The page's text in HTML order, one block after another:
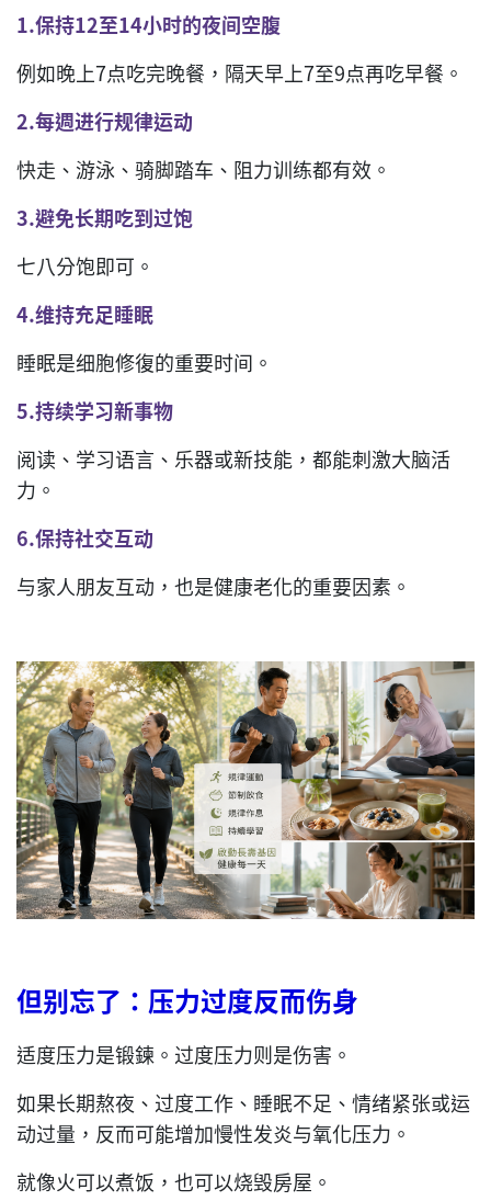
1.保持12至14小时的夜间空腹
例如晚上7点吃完晚餐，隔天早上7至9点再吃早餐。
2.每週进行规律运动
快走、游泳、骑脚踏车、阻力训练都有效。
3.避免长期吃到过饱
七八分饱即可。
4.维持充足睡眠
睡眠是细胞修復的重要时间。
5.持续学习新事物
阅读、学习语言、乐器或新技能，都能刺激大脑活
力。
6.保持社交互动
与家人朋友互动，也是健康老化的重要因素。
但别忘了：压力过度反而伤身
适度压力是锻鍊。过度压力则是伤害。
如果长期熬夜、过度工作、睡眠不足、情绪紧张或运
动过量，反而可能增加慢性发炎与氧化压力。
就像火可以煮饭，也可以烧毁房屋。